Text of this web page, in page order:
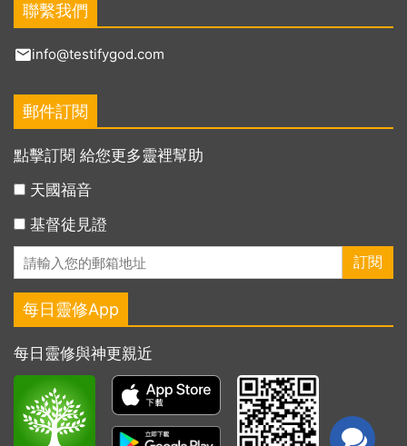
聯繫我們
info@testifygod.com
郵件訂閱
點擊訂閱 給您更多靈裡幫助
天國福音
基督徒見證
每日靈修App
每日靈修與神更親近